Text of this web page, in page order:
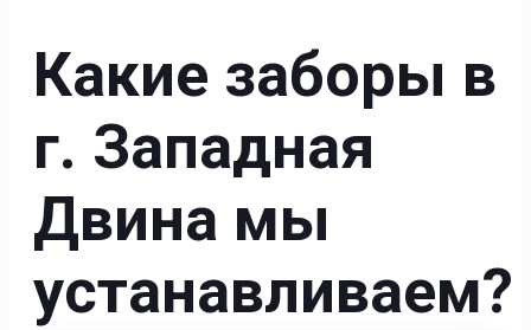
Какие заборы в
г. Западная
Двина мы
устанавливаем?